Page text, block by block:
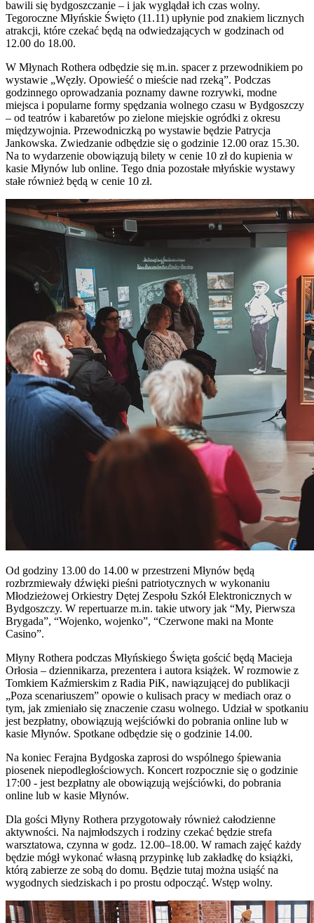
bawili się bydgoszczanie – i jak wyglądał ich czas wolny.
Tegoroczne Młyńskie Święto (11.11) upłynie pod znakiem licznych
atrakcji, które czekać będą na odwiedzających w godzinach od
12.00 do 18.00.
W Młynach Rothera odbędzie się m.in. spacer z przewodnikiem po
wystawie „Węzły. Opowieść o mieście nad rzeką”. Podczas
godzinnego oprowadzania poznamy dawne rozrywki, modne
miejsca i popularne formy spędzania wolnego czasu w Bydgoszczy
– od teatrów i kabaretów po zielone miejskie ogródki z okresu
międzywojnia. Przewodniczką po wystawie będzie Patrycja
Jankowska. Zwiedzanie odbędzie się o godzinie 12.00 oraz 15.30.
Na to wydarzenie obowiązują bilety w cenie 10 zł do kupienia w
kasie Młynów lub online. Tego dnia pozostałe młyńskie wystawy
stałe również będą w cenie 10 zł.
Od godziny 13.00 do 14.00 w przestrzeni Młynów będą
rozbrzmiewały dźwięki pieśni patriotycznych w wykonaniu
Młodzieżowej Orkiestry Dętej Zespołu Szkół Elektronicznych w
Bydgoszczy. W repertuarze m.in. takie utwory jak “My, Pierwsza
Brygada”, “Wojenko, wojenko”, “Czerwone maki na Monte
Casino”.
Młyny Rothera podczas Młyńskiego Święta gościć będą Macieja
Orłosia – dziennikarza, prezentera i autora książek. W rozmowie z
Tomkiem Kaźmierskim z Radia PiK, nawiązującej do publikacji
„Poza scenariuszem” opowie o kulisach pracy w mediach oraz o
tym, jak zmieniało się znaczenie czasu wolnego. Udział w spotkaniu
jest bezpłatny, obowiązują wejściówki do pobrania online lub w
kasie Młynów. Spotkane odbędzie się o godzinie 14.00.
Na koniec Ferajna Bydgoska zaprosi do wspólnego śpiewania
piosenek niepodległościowych. Koncert rozpocznie się o godzinie
17:00 - jest bezpłatny ale obowiązują wejściówki, do pobrania
online lub w kasie Młynów.
Dla gości Młyny Rothera przygotowały również całodzienne
aktywności. Na najmłodszych i rodziny czekać będzie strefa
warsztatowa, czynna w godz. 12.00–18.00. W ramach zajęć każdy
będzie mógł wykonać własną przypinkę lub zakładkę do książki,
którą zabierze ze sobą do domu. Będzie tutaj można usiąść na
wygodnych siedziskach i po prostu odpocząć. Wstęp wolny.